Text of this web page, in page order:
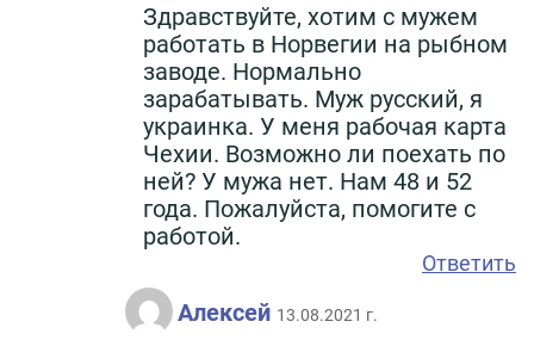
Здравствуйте, хотим с мужем
работать в Норвегии на рыбном
заводе. Нормально
зарабатывать. Муж русский, я
украинка. У меня рабочая карта
Чехии. Возможно ли поехать по
ней? У мужа нет. Нам 48 и 52
года. Пожалуйста, помогите с
работой.
Ответить
Алексей 13.08.2021 г.